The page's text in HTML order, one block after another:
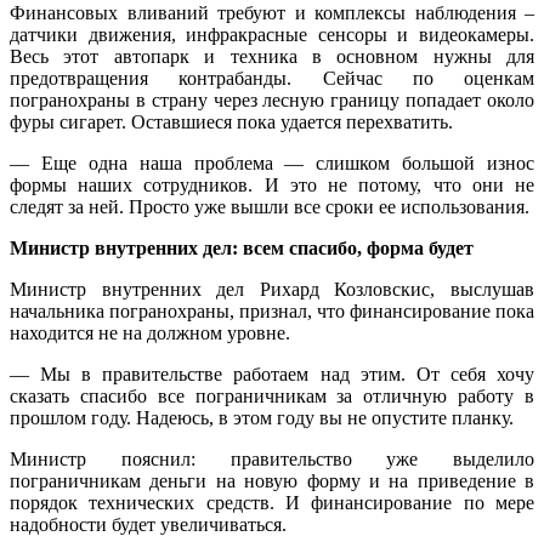
Финансовых вливаний требуют и комплексы наблюдения –
датчики движения, инфракрасные сенсоры и видеокамеры.
Весь этот автопарк и техника в основном нужны для
предотвращения контрабанды. Сейчас по оценкам
погранохраны в страну через лесную границу попадает около
фуры сигарет. Оставшиеся пока удается перехватить.
— Еще одна наша проблема — слишком большой износ
формы наших сотрудников. И это не потому, что они не
следят за ней. Просто уже вышли все сроки ее использования.
Министр внутренних дел: всем спасибо, форма будет
Министр внутренних дел Рихард Козловскис, выслушав
начальника погранохраны, признал, что финансирование пока
находится не на должном уровне.
— Мы в правительстве работаем над этим. От себя хочу
сказать спасибо все пограничникам за отличную работу в
прошлом году. Надеюсь, в этом году вы не опустите планку.
Министр пояснил: правительство уже выделило
пограничникам деньги на новую форму и на приведение в
порядок технических средств. И финансирование по мере
надобности будет увеличиваться.